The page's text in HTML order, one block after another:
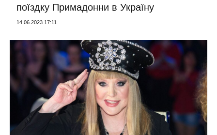
поїздку Примадонни в Україну
14.06.2023 17:11